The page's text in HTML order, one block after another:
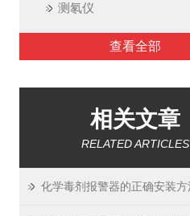
测氡仪
查看全部
相关文章
RELATED ARTICLES